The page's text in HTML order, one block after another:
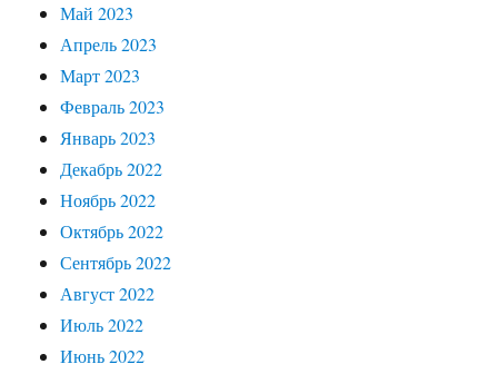
Май 2023
Апрель 2023
Март 2023
Февраль 2023
Январь 2023
Декабрь 2022
Ноябрь 2022
Октябрь 2022
Сентябрь 2022
Август 2022
Июль 2022
Июнь 2022